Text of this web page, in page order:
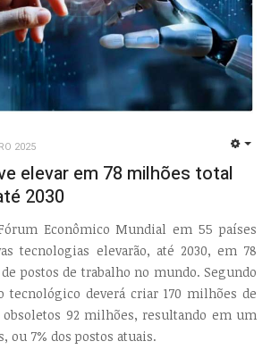
2025
elevar em 78 milhões total
2030
Econômico Mundial em 55 países
tecnologias elevarão, até 2030, em 78
postos de trabalho no mundo. Segundo
tecnológico deverá criar 170 milhões de
92 milhões, resultando em um
ou 7% dos postos atuais.